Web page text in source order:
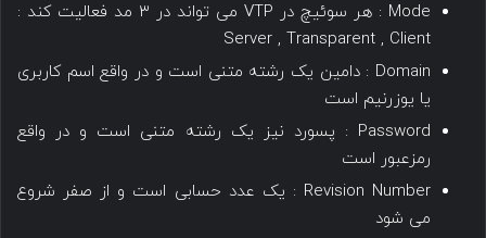
Mode : هر سوئیچ در VTP می تواند در ۳ مد فعالیت کند :
Server , Transparent , Client
Domain : دامین یک رشته متنی است و در واقع اسم کاربری
یا یوزرنیم است
Password : پسورد نیز یک رشته متنی است و در واقع
رمزعبور است
Revision Number : یک عدد حسابی است و از صفر شروع
می شود